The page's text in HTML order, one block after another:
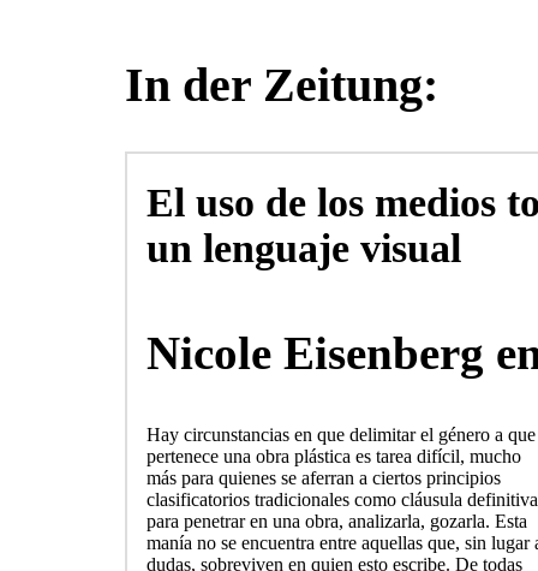
In der Zeitung:
El uso de los medios
un lenguaje visual
Nicole Eisenberg
Hay circunstancias en que delimitar el género a que
pertenece una obra plástica es tarea difícil, mucho
más para quienes se aferran a ciertos principios
clasificatorios tradicionales como cláusula definitiva
para penetrar en una obra, analizarla, gozarla. Esta
manía no se encuentra entre aquellas que, sin lugar
dudas, sobreviven en quien esto escribe. De todas